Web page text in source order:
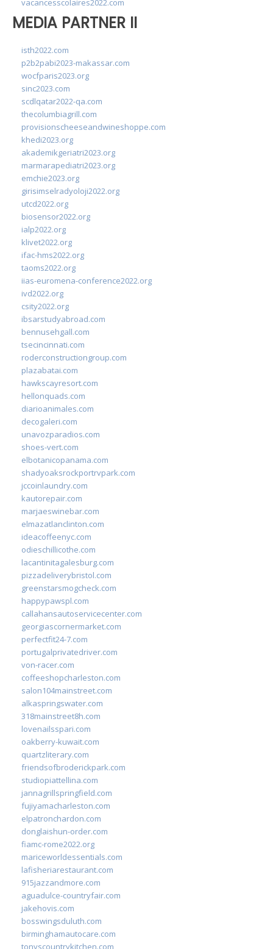
vacancesscolaires2022.com
MEDIA PARTNER II
isth2022.com
p2b2pabi2023-makassar.com
wocfparis2023.org
sinc2023.com
scdlqatar2022-qa.com
thecolumbiagrill.com
provisionscheeseandwineshoppe.com
khedi2023.org
akademikgeriatri2023.org
marmarapediatri2023.org
emchie2023.org
girisimselradyoloji2022.org
utcd2022.org
biosensor2022.org
ialp2022.org
klivet2022.org
ifac-hms2022.org
taoms2022.org
iias-euromena-conference2022.org
ivd2022.org
csity2022.org
ibsarstudyabroad.com
bennusehgall.com
tsecincinnati.com
roderconstructiongroup.com
plazabatai.com
hawkscayresort.com
hellonquads.com
diarioanimales.com
decogaleri.com
unavozparadios.com
shoes-vert.com
elbotanicopanama.com
shadyoaksrockportrvpark.com
jccoinlaundry.com
kautorepair.com
marjaeswinebar.com
elmazatlanclinton.com
ideacoffeenyc.com
odieschillicothe.com
lacantinitagalesburg.com
pizzadeliverybristol.com
greenstarsmogcheck.com
happypawspl.com
callahansautoservicecenter.com
georgiascornermarket.com
perfectfit24-7.com
portugalprivatedriver.com
von-racer.com
coffeeshopcharleston.com
salon104mainstreet.com
alkaspringswater.com
318mainstreet8h.com
lovenailsspari.com
oakberry-kuwait.com
quartzliterary.com
friendsofbroderickpark.com
studiopiattellina.com
jannagrillspringfield.com
fujiyamacharleston.com
elpatronchardon.com
donglaishun-order.com
fiamc-rome2022.org
mariceworldessentials.com
lafisheriarestaurant.com
915jazzandmore.com
aguadulce-countryfair.com
jakehovis.com
bosswingsduluth.com
birminghamautocare.com
tonyscountrykitchen.com